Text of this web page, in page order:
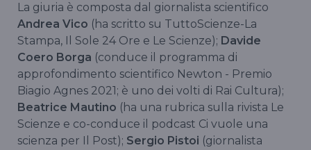
La giuria è composta dal giornalista scientifico
Andrea Vico (ha scritto su TuttoScienze-La
Stampa, Il Sole 24 Ore e Le Scienze); Davide
Coero Borga (conduce il programma di
approfondimento scientifico Newton - Premio
Biagio Agnes 2021; è uno dei volti di Rai Cultura);
Beatrice Mautino (ha una rubrica sulla rivista Le
Scienze e co-conduce il podcast Ci vuole una
scienza per Il Post); Sergio Pistoi (giornalista